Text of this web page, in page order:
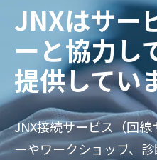
JNXはサー
ーと協力し
提供してい
JNX接続サービス（回
ーやワークショップ、